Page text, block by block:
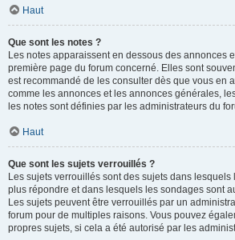
Haut
Que sont les notes ?
Les notes apparaissent en dessous des annonces
première page du forum concerné. Elles sont
est recommandé de les consulter dès que vous en
comme les annonces et les annonces générales,
les notes sont définies par les administrateurs du
Haut
Que sont les sujets verrouillés ?
Les sujets verrouillés sont des sujets dans
plus répondre et dans lesquels les sondages sont
Les sujets peuvent être verrouillés par un
forum pour de multiples raisons. Vous pouvez
propres sujets, si cela a été autorisé par les